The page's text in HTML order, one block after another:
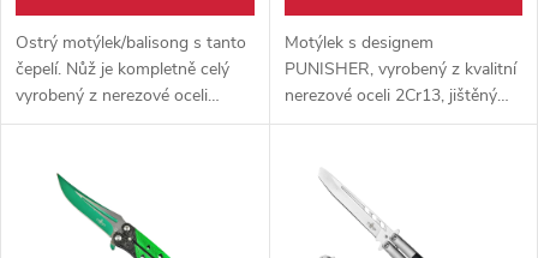
Ostrý motýlek/balisong s tanto
čepelí. Nůž je kompletně celý
vyrobený z nerezové oceli
3Cr13, s váhou 160g jde tak o
nošení.
Motýlek s designem
PUNISHER, vyrobený z kvalitní
nerezové oceli 2Cr13, jištěný
pevnými šrouby. Vhodný jak
pokročilého.